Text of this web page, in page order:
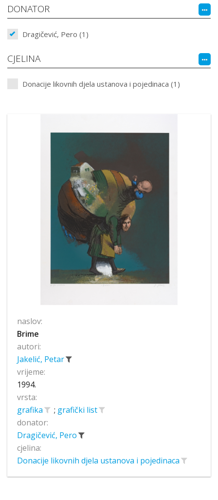
DONATOR
Dragičević, Pero (1)
CJELINA
Donacije likovnih djela ustanova i pojedinaca (1)
naslov:
Brime
autori:
Jakelić, Petar
vrijeme:
1994.
vrsta:
grafika
; grafički list
donator:
Dragičević, Pero
cjelina:
Donacije likovnih djela ustanova i pojedinaca